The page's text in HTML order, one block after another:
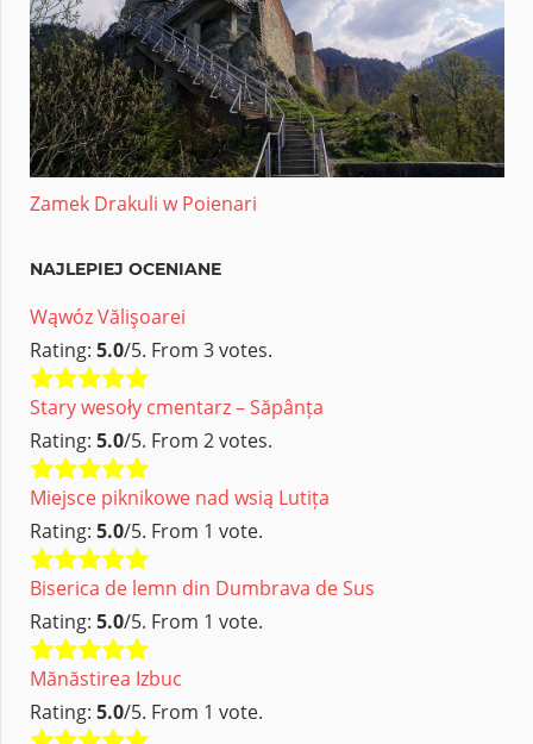
Zamek Drakuli w Poienari
NAJLEPIEJ OCENIANE
Wąwóz Vălişoarei
Rating: 5.0/5. From 3 votes.
Stary wesoły cmentarz – Săpânța
Rating: 5.0/5. From 2 votes.
Miejsce piknikowe nad wsią Lutița
Rating: 5.0/5. From 1 vote.
Biserica de lemn din Dumbrava de Sus
Rating: 5.0/5. From 1 vote.
Mănăstirea Izbuc
Rating: 5.0/5. From 1 vote.